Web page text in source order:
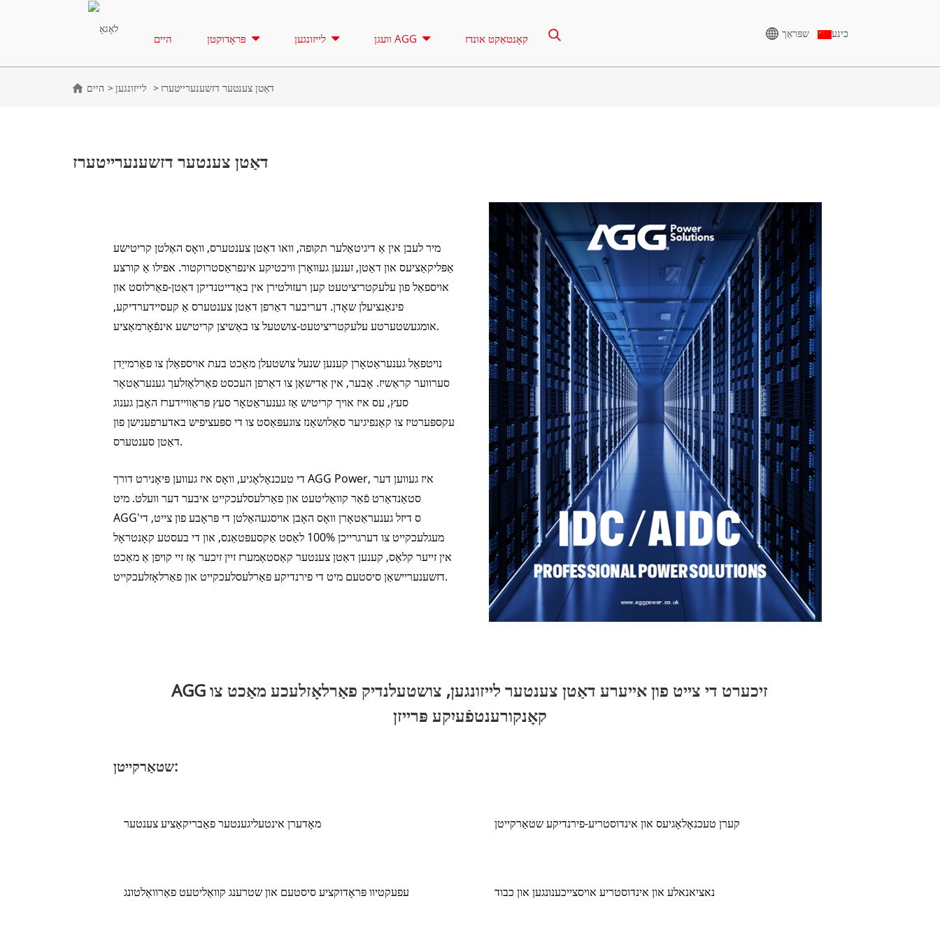
היים פּראָדוקטן
פּ סעריע 10-220 קוואַ
DE סעריע 22-250 KVA
ק סערייס 7-49 קוואַ
V סעריע 94-285 KVA
S סעריע 275-880KVA
H סעריע 165-935 קוואַ
V סעריע 350-800 KVA
M סעריע 1100-4000 KVA
MS סעריע 715-2500 KVA
לייזונגען וועגן AGG קאָנטאַקט אונדז שפּראַך כינע
היים לייזונגען דאַטן צענטער דזשענערייטערז
דאַטן צענטער דזשענערייטערז
מיר לעבן אין אַ דיגיטאַלער תקופה, וואו דאַטן צענטערס, וואָס האַלטן קריטישע
אַפּליקאַציעס און דאַטן, זענען געוואָרן וויכטיקע אינפראַסטרוקטור. אפילו אַ קורצע
אויספאַל פון עלעקטריציטעט קען רעזולטירן אין באַדייטנדיקן דאַטן-פאַרלוסט און
פינאַנציעלן שאָדן. דעריבער דאַרפן דאַטן צענטערס אַ קעסיידערדיקע,
אומגעשטערטע עלעקטריציטעט-צושטעל צו באַשיצן קריטישע אינפֿאָרמאַציע.
נויטפאַל גענעראַטאָרן קענען שנעל צושטעלן מאַכט בעת אויספאַלן צו פאַרמייַדן
סערווער קראַשיז. אָבער, אין אַדישאַן צו דאַרפן העכסט פאַרלאָזלעך גענעראַטאָר
סעץ, עס איז אויך קריטיש אַז גענעראַטאָר סעץ פּראַוויידערז האָבן גענוג
עקספּערטיז צו קאַנפיגיער סאַלושאַנז צוגעפּאַסט צו די ספּעציפיש באדערפענישן פון
דאַטן סענטערס.
די טעכנאָלאָגיע, וואָס איז געווען פּיאָנירט דורך AGG Power, איז געווען דער
סטאַנדאַרט פֿאַר קוואַליטעט און פאַרלעסלעכקייט איבער דער וועלט. מיט
AGG'ס דיזל גענעראַטאָרן וואָס האָבן אויסגעהאַלטן די פּראָבע פון ​​צייט, די
מעגלעכקייט צו דערגרייכן 100% לאַסט אַקסעפּטאַנס, און די בעסטע קאָנטראָל
אין זייער קלאַס, קענען דאַטן צענטער קאַסטאַמערז זיין זיכער אַז זיי קויפן אַ מאַכט
דזשענעריישאַן סיסטעם מיט די פירנדיקע פאַרלעסלעכקייט און פאַרלאָזלעכקייט.
AGG זיכערט די צייט פון אייערע דאַטן צענטער לייזונגען, צושטעלנדיק פאַרלאָזלעכע מאַכט צו
קאָנקורענטפֿעיִקע פּרייזן
שטאַרקייטן:
מאָדערן אינטעליגענטער פאַבריקאַציע צענטער
עפעקטיוו פּראָדוקציע סיסטעם און שטרענג קוואַליטעט פאַרוואַלטונג
קערן טעכנאָלאָגיעס און אינדוסטריע-פירנדיקע שטאַרקייטן
נאציאנאלע און אינדוסטריע אויסצייכענונגען און כבוד